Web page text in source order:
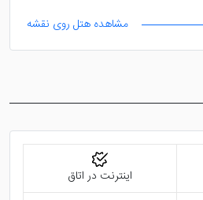
جکوزی و ... هم در مجموعه
وجود دارند. خدمات دربان، پذیرش 24 ساعته، میز تور و
سالن بدنسازی را در نظر
اندام خود بپردازند و ورزش کنند.
خدمات کرایه اتومبیل، خدمات
فرودگاهی و ... هم در این
مشاهده هتل روی نقشه
اینترنت در اتاق